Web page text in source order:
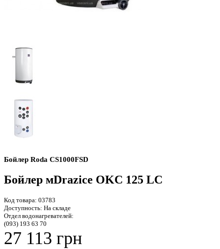
Бойлер Roda CS1000FSD
Бойлер мDrazice OKC 125 LC
Код товара: 03783
Доступность: На складе
Отдел водонагревателей:
(093) 193 63 70
27 113 грн